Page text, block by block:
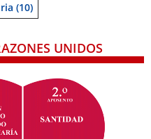
(10)
UNIDOS